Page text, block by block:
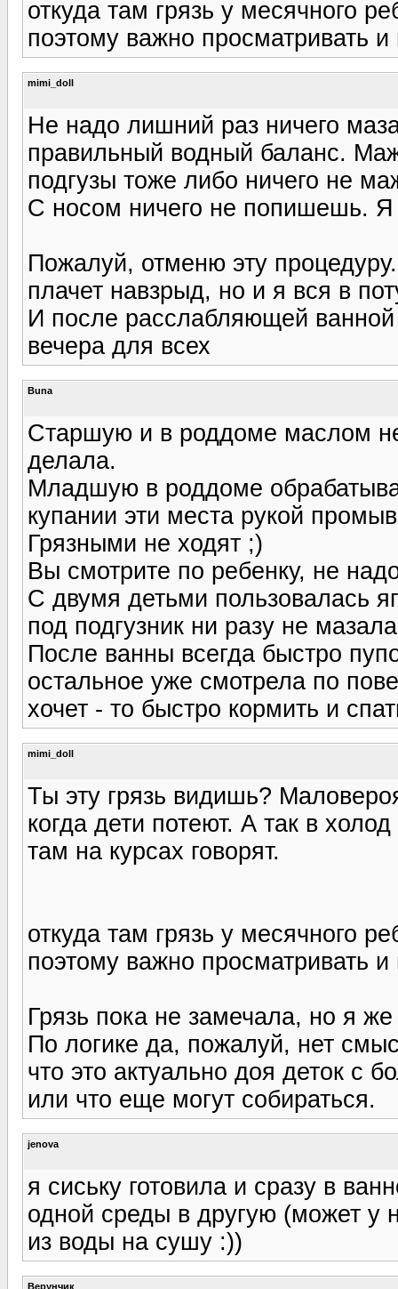
откуда там грязь у месячного
поэтому важно просматривать
mimi_doll
Не надо лишний раз ничего
правильный водный баланс.
подгузы тоже либо ничего не
С носом ничего не попишешь.
Пожалуй, отменю эту
плачет навзрыд, но и я вся в
И после расслабляющей
вечера для всех
Buna
Старшую и в роддоме маслом
делала.
Младшую в роддоме
купании эти места рукой
Грязными не ходят ;)
Вы смотрите по ребенку, не
С двумя детьми пользовалась
под подгузник ни разу не
После ванны всегда быстро
остальное уже смотрела по
хочет - то быстро кормить и
mimi_doll
Ты эту грязь видишь?
когда дети потеют. А так в
там на курсах говорят.
откуда там грязь у месячного
поэтому важно просматривать
Грязь пока не замечала, но я
По логике да, пожалуй, нет
что это актуально доя деток с
или что еще могут собираться.
jenova
я сиську готовила и сразу в
одной среды в другую (может у
из воды на сушу :))
Верунчик